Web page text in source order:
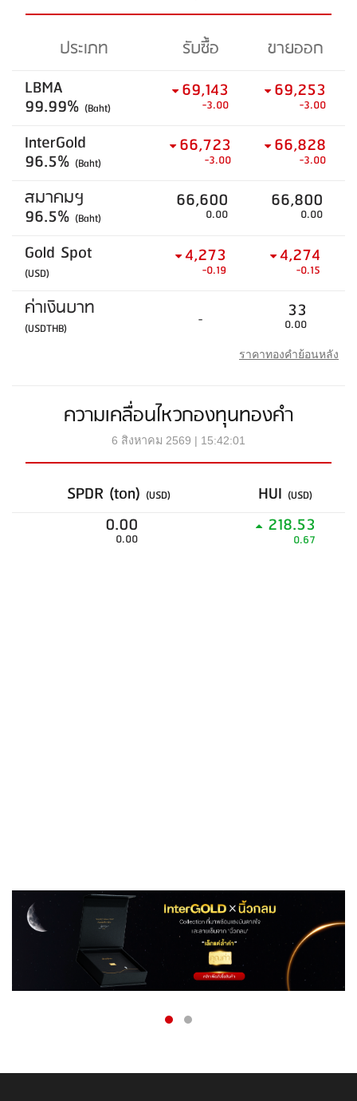
ประเภท รับซื้อ
ขายออก
LBMA
99.99% (Baht)
69,143
-3.00
69,253
-3.00
InterGold
96.5% (Baht)
66,723
-3.00
66,828
-3.00
สมาคมฯ
96.5% (Baht)
66,600
0.00
66,800
0.00
Gold Spot
(USD)
4,273
-0.19
4,274
-0.15
ค่าเงินบาท
(USDTHB) - 33
0.00
ราคาทองคำย้อนหลัง
ความเคลื่อนไหวกองทุนทองคำ
6 สิงหาคม 2569 | 15:42:01
SPDR (ton) (USD) HUI (USD)
0.00
0.00
218.53
0.67